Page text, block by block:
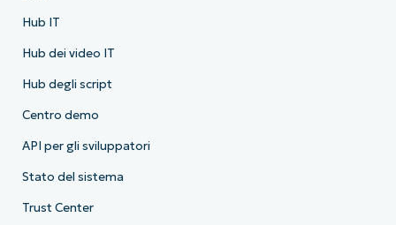
Hub IT
Hub dei video IT
Hub degli script
Centro demo
API per gli sviluppatori
Stato del sistema
Trust Center